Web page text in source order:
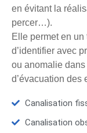
en évitant la
percer…).
Elle permet en
d’identifier avec
ou anomalie
d’évacuation des
Canalisation
Canalisation